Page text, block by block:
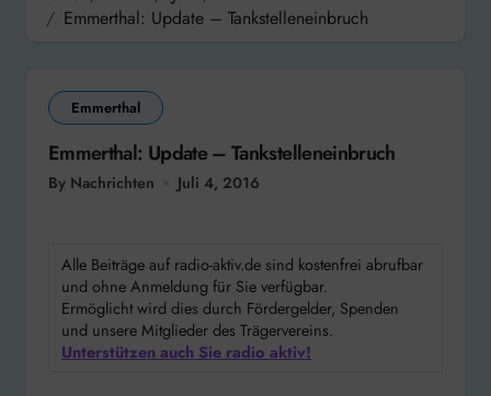
Emmerthal: Update – Tankstelleneinbruch
Emmerthal
Emmerthal: Update – Tankstelleneinbruch
By Nachrichten Juli 4, 2016
Alle Beiträge auf radio-aktiv.de sind kostenfrei abrufbar
und ohne Anmeldung für Sie verfügbar.
Ermöglicht wird dies durch Fördergelder, Spenden
und unsere Mitglieder des Trägervereins.
Unterstützen auch Sie radio aktiv!